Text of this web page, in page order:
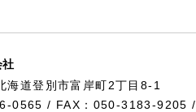
海道登別市富岸町2丁目 8-1
0565 / FAX：050-3183-9205 /